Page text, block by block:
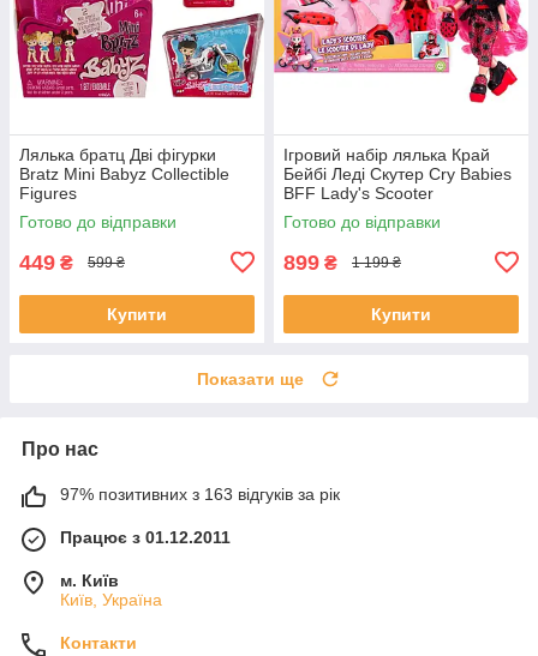
Лялька братц Дві фігурки
Bratz Mini Babyz Collectible
Figures
Готово до відправки
449 ₴ 599 ₴
Купити
Ігровий набір лялька Край
Бейбі Леді Скутер Cry Babies
BFF Lady's Scooter
Готово до відправки
899 ₴ 1 199 ₴
Купити
Показати ще
Про нас
97% позитивних з 163 відгуків за рік
Працює з 01.12.2011
м. Київ
Київ, Україна
Контакти